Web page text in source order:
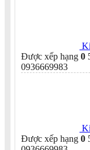
Được xếp hạng 0
0936669983
Được xếp hạng 0